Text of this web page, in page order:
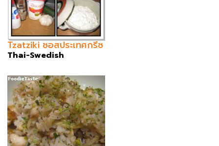
Tzatziki ซอสประเทศกรีซ
Thai-Swedish